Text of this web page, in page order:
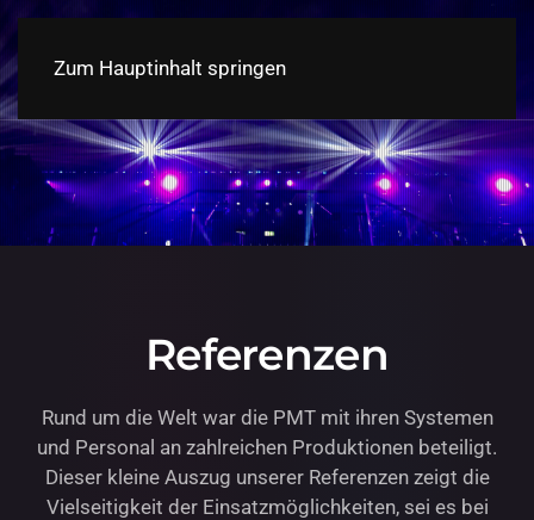
Zum Hauptinhalt springen
Referenzen
Rund um die Welt war die PMT mit ihren Systemen
und Personal an zahlreichen Produktionen beteiligt.
Dieser kleine Auszug unserer Referenzen zeigt die
Vielseitigkeit der Einsatzmöglichkeiten, sei es bei